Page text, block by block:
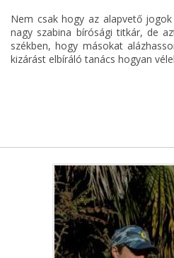
Nem csak hogy az alapvető
nagy szabina bírósági titkár, de
székben, hogy másokat
kizárást elbíráló tanács hogyan